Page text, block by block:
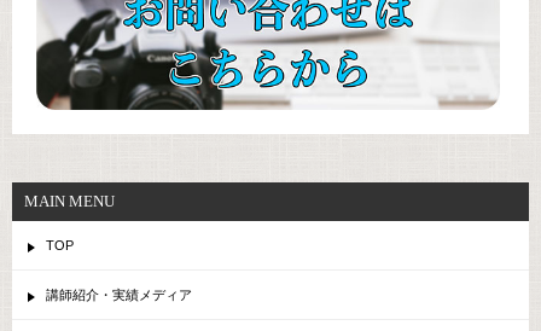
MAIN MENU
TOP
講師紹介・実績メディア